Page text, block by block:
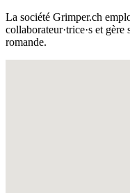
La société Grimper.ch
collaborateur·trice·s et gère
romande.